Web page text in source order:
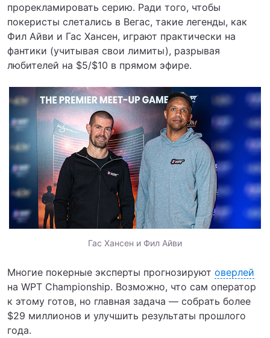
прорекламировать серию. Ради того, чтобы
покеристы слетались в Вегас, такие легенды, как
Фил Айви и Гас Хансен, играют практически на
фантики (учитывая свои лимиты), разрывая
любителей на $5/$10 в прямом эфире.
Гас Хансен и Фил Айви
Многие покерные эксперты прогнозируют оверлей
на WPT Championship. Возможно, что сам оператор
к этому готов, но главная задача — собрать более
$29 миллионов и улучшить результаты прошлого
года.